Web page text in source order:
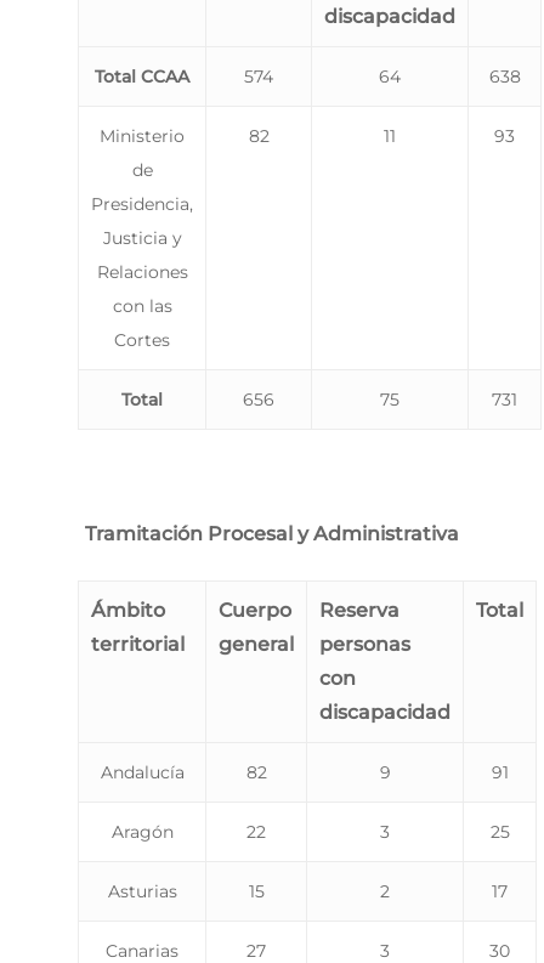
discapacidad
Total CCAA 574 64 638
Ministerio
de
Presidencia,
Justicia y
Relaciones
con las
Cortes
82 11 93
Total 656 75 731
Tramitación Procesal y Administrativa
Ámbito
territorial
Cuerpo
general
Reserva
personas
con
discapacidad
Total
Andalucía 82 9 91
Aragón 22 3 25
Asturias 15 2 17
Canarias 27 3 30